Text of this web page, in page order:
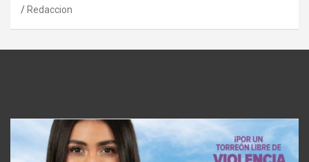
Redaccion